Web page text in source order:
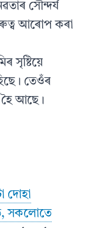
সৌন্দৰ্য
আৰোপ কৰা
সৃষ্টিয়ে
তেওঁৰ
হৈ আছে।
দোহা
সকলোতে